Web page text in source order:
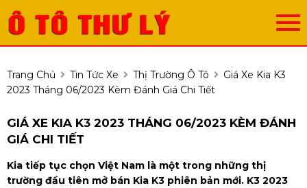
Trang Chủ Tin Tức Xe Thị Trường Ô Tô
Giá Xe Kia K3
2023 Tháng 06/2023 Kèm Đánh Giá Chi Tiết
GIÁ XE KIA K3 2023 THÁNG 06/2023 KÈM ĐÁNH
GIÁ CHI TIẾT
Kia tiếp tục chọn Việt Nam là một trong những thị
trường đầu tiên mở bán Kia K3 phiên bản mới. K3 2023